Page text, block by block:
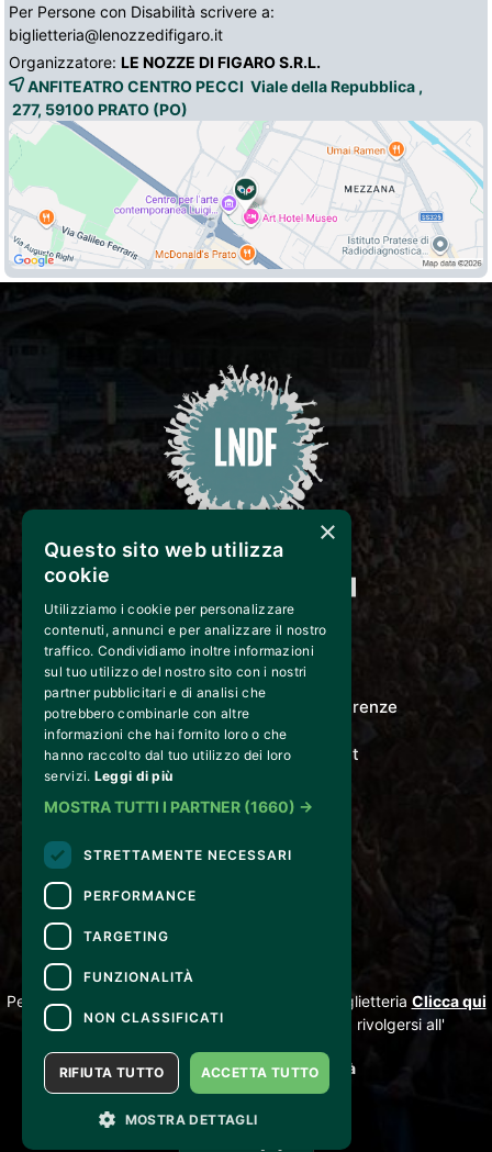
Per Persone con Disabilità scrivere a:
biglietteria@lenozzedifigaro.it
Organizzatore: LE NOZZE DI FIGARO S.R.L.
ANFITEATRO CENTRO PECCI Viale della Repubblica ,
277, 59100 PRATO (PO)
CONTATTI
LE NOZZE DI FIGARO
Via Gordigiani 14 - 50127 Firenze
info@lenozzedifigaro.it
CONTATTI
Per informazioni e supporto all'acquisto della biglietteria Clicca qui
Per informazioni sul programma e l'evento, rivolgersi all'
Dichiarazione di accessibilità
×
Questo sito web utilizza
cookie
Utilizziamo i cookie per personalizzare
contenuti, annunci e per analizzare il nostro
traffico. Condividiamo inoltre informazioni
sul tuo utilizzo del nostro sito con i nostri
partner pubblicitari e di analisi che
potrebbero combinarle con altre
informazioni che hai fornito loro o che
hanno raccolto dal tuo utilizzo dei loro
servizi. Leggi di più
MOSTRA TUTTI I PARTNER (1660) →
STRETTAMENTE NECESSARI
PERFORMANCE
TARGETING
FUNZIONALITÀ
NON CLASSIFICATI
ACCETTA TUTTO
RIFIUTA TUTTO
MOSTRA DETTAGLI